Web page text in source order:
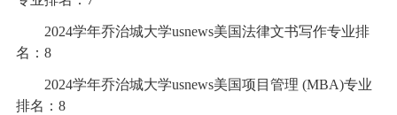
2024学年乔治城大学usnews美国法律文书写作专业排
名：8
2024学年乔治城大学usnews美国项目管理 (MBA)专业
排名：8